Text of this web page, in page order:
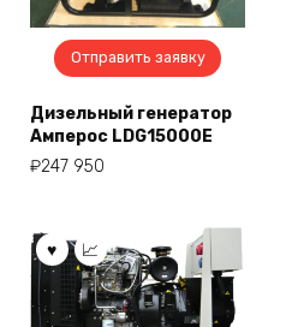
Отправить заявку
Дизельный генератор
Амперос LDG15000E
₽247 950